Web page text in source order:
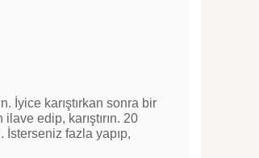
İyice karıştırkan sonra bir
edip, karıştırın. 20
fazla yapıp,